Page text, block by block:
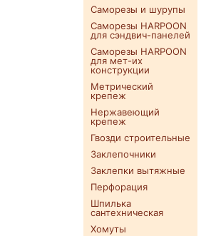
Саморезы и шурупы
Саморезы HARPOON
для сэндвич-панелей
Саморезы HARPOON
для мет-их
конструкции
Метрический
крепеж
Нержавеющий
крепеж
Гвозди строительные
Заклепочники
Заклепки вытяжные
Перфорация
Шпилька
сантехническая
Хомуты